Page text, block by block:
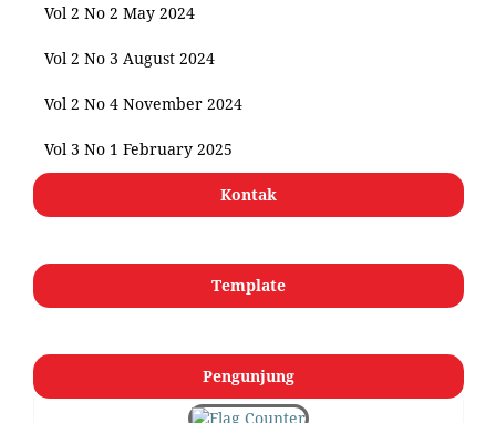
Vol 2 No 2 May 2024
Vol 2 No 3 August 2024
Vol 2 No 4 November 2024
Vol 3 No 1 February 2025
Kontak
Template
Pengunjung